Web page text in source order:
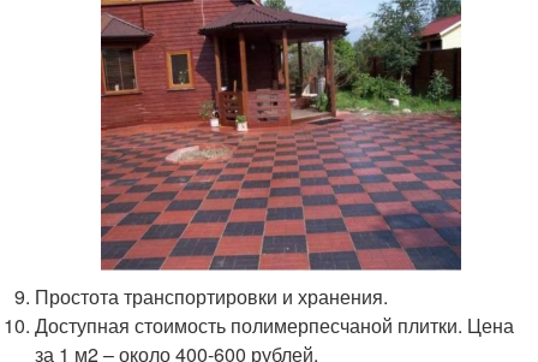
Простота транспортировки и хранения.
Доступная стоимость полимерпесчаной плитки. Цена
за 1 м2 – около 400-600 рублей.